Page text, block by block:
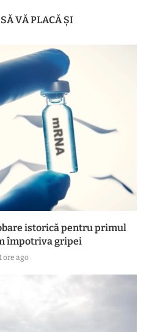
VĂ PLACĂ ȘI
istorică pentru primul
împotriva gripei
ore ago